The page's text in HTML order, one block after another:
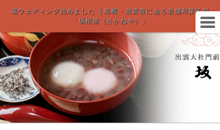
蔵ウェディング始めました ｜島根・出雲市にある老舗和菓子屋
「坂根屋（さかねや）」